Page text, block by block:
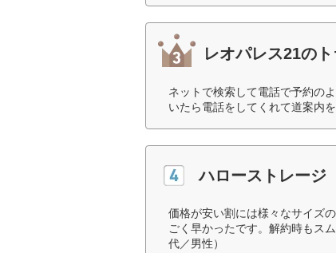
レオパレス21の
ネットで検索して電話で予約の
いたら電話をしてくれて道案内
ハローストレージ
価格が安い割には様々なサイズ
ごく早かったです。解約時もス
代／男性）